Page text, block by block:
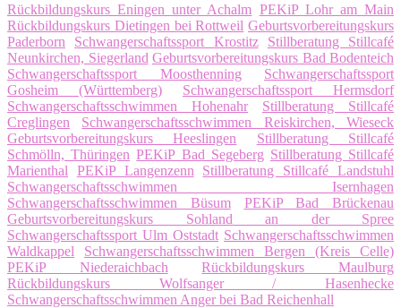
Rückbildungskurs Eningen unter Achalm PEKiP Lohr am Main
Rückbildungskurs Dietingen bei Rottweil Geburtsvorbereitungskurs
Paderborn
Schwangerschaftssport Krostitz
Stillberatung Stillcafé
Neunkirchen, Siegerland Geburtsvorbereitungskurs Bad Bodenteich
Schwangerschaftssport Moosthenning
Schwangerschaftssport
Gosheim (Württemberg)
Schwangerschaftssport Hermsdorf
Schwangerschaftsschwimmen Hohenahr
Stillberatung Stillcafé
Creglingen
Schwangerschaftsschwimmen Reiskirchen, Wieseck
Geburtsvorbereitungskurs Heeslingen
Stillberatung Stillcafé
Schmölln, Thüringen PEKiP Bad Segeberg Stillberatung Stillcafé
Marienthal
PEKiP Langenzenn
Stillberatung Stillcafé Landstuhl
Schwangerschaftsschwimmen Isernhagen
Schwangerschaftsschwimmen Büsum
PEKiP Bad Brückenau
Geburtsvorbereitungskurs Sohland an der Spree
Schwangerschaftssport Ulm Oststadt Schwangerschaftsschwimmen
Waldkappel
Schwangerschaftsschwimmen Bergen (Kreis Celle)
PEKiP Niederaichbach
Rückbildungskurs Maulburg
Rückbildungskurs Wolfsanger / Hasenhecke
Schwangerschaftsschwimmen Anger bei Bad Reichenhall